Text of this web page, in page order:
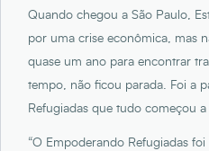
Quando chegou a São Paulo,
por uma crise econômica, mas
quase um ano para encontrar
tempo, não ficou parada. Foi a
Refugiadas que tudo começou a
“O Empoderando Refugiadas